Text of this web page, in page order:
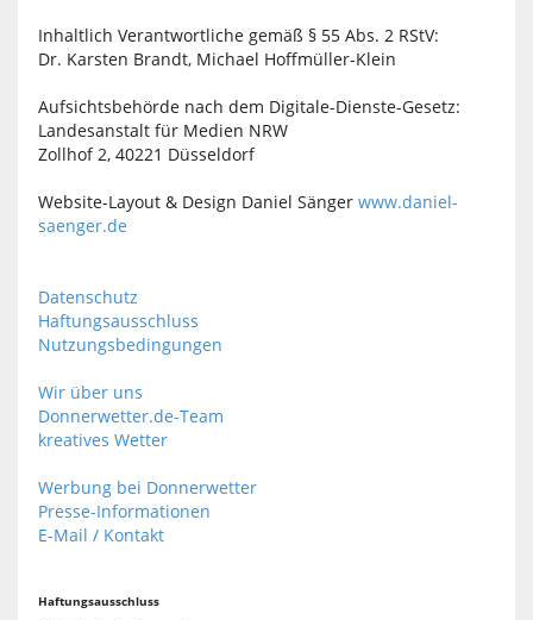
Inhaltlich Verantwortliche gemäß § 55 Abs. 2 RStV:
Dr. Karsten Brandt, Michael Hoffmüller-Klein
Aufsichtsbehörde nach dem Digitale-Dienste-Gesetz:
Landesanstalt für Medien NRW
Zollhof 2, 40221 Düsseldorf
Website-Layout & Design Daniel Sänger www.daniel-
saenger.de
Datenschutz
Haftungsausschluss
Nutzungsbedingungen
Wir über uns
Donnerwetter.de-Team
kreatives Wetter
Werbung bei Donnerwetter
Presse-Informationen
E-Mail / Kontakt
Haftungsausschluss